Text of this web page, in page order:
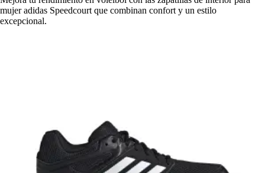
mujer adidas Speedcourt que combinan confort y un estilo
excepcional.